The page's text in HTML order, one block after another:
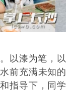
以漆为笔，以
前充满未知的
指导下，同学